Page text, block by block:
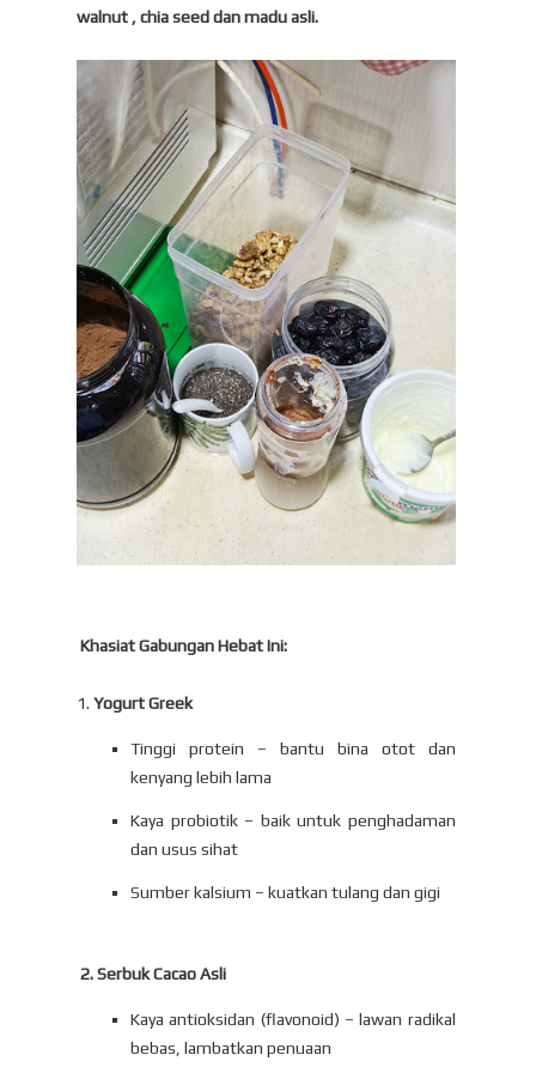
walnut , chia seed dan madu asli.
Khasiat Gabungan Hebat Ini:
1. Yogurt Greek
Tinggi protein – bantu bina otot dan
kenyang lebih lama
Kaya probiotik – baik untuk penghadaman
dan usus sihat
Sumber kalsium – kuatkan tulang dan gigi
2. Serbuk Cacao Asli
Kaya antioksidan (flavonoid) – lawan radikal
bebas, lambatkan penuaan